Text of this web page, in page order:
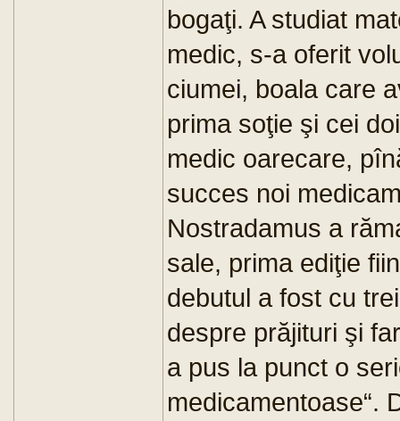
bogaţi. A studiat
medic, s-a oferit
ciumei, boala care
prima soţie şi cei
medic oarecare,
succes noi
Nostradamus a
sale, prima ediţie
debutul a fost cu
despre prăjituri şi
a pus la punct o
medicamentoase“.